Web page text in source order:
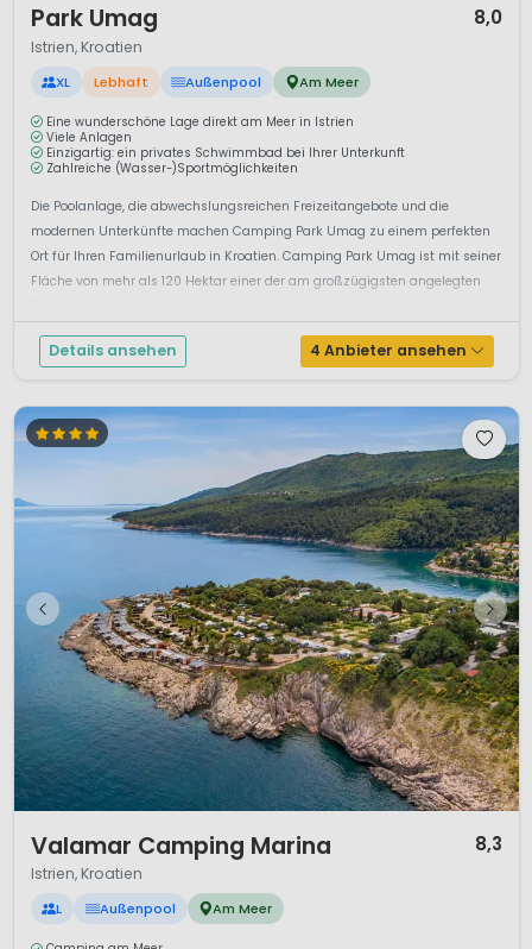
Park Umag 8,0
Istrien, Kroatien
XL Lebhaft Außenpool Am Meer
Eine wunderschöne Lage direkt am Meer in Istrien
Viele Anlagen
Einzigartig: ein privates Schwimmbad bei Ihrer Unterkunft
Zahlreiche (Wasser-)Sportmöglichkeiten
Die Poolanlage, die abwechslungsreichen Freizeitangebote und die
modernen Unterkünfte machen Camping Park Umag zu einem perfekten
Ort für Ihren Familienurlaub in Kroatien. Camping Park Umag ist mit seiner
Fläche von mehr als 120 Hektar einer der am großzügigsten angelegten
Details ansehen 4 Anbieter ansehen
Valamar Camping Marina 8,3
Istrien, Kroatien
L Außenpool Am Meer